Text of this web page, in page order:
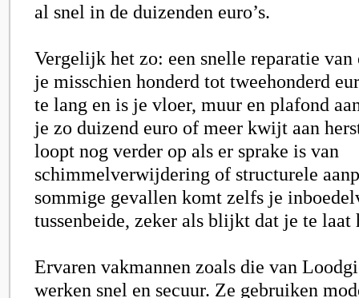
al snel in de duizenden euro’s.
Vergelijk het zo: een snelle reparatie
je misschien honderd tot tweehonderd
te lang en is je vloer, muur en plafond
je zo duizend euro of meer kwijt aan
loopt nog verder op als er sprake is van
schimmelverwijdering of structurele
sommige gevallen komt zelfs je
tussenbeide, zeker als blijkt dat je te laat
Ervaren vakmannen zoals die van
werken snel en secuur. Ze gebruiken